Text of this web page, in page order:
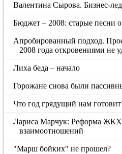
Валентина Сырова. Бизнес-
Бюджет – 2008: старые песни
Апробированный подход.
2008 года откровениями не
Лиха беда – начало
Горожане снова были
Что год грядущий нам
Лариса Марчук: Реформа ЖКХ
взаимоотношений
"Марш бойких" не прошел?